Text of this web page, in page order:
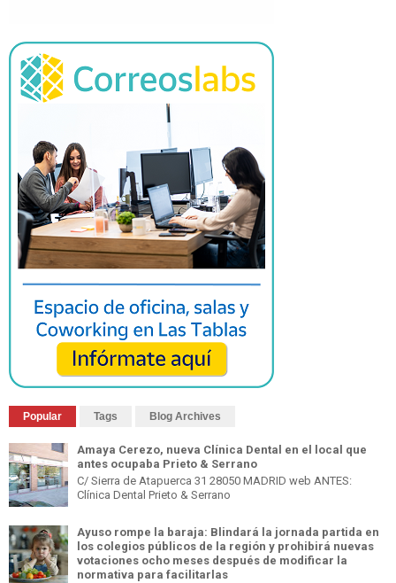
Popular Tags Blog Archives
Amaya Cerezo, nueva Clínica Dental en el local que
antes ocupaba Prieto & Serrano
C/ Sierra de Atapuerca 31 28050 MADRID web ANTES:
Clínica Dental Prieto & Serrano
Ayuso rompe la baraja: Blindará la jornada partida en
los colegios públicos de la región y prohibirá nuevas
votaciones ocho meses después de modificar la
normativa para facilitarlas